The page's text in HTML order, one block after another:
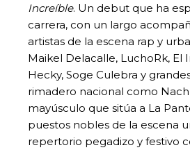
Increíble. Un debut que ha
carrera, con un largo
artistas de la escena rap y
Maikel Delacalle, LuchoRk, El
Hecky, Soge Culebra y
rimadero nacional como Nach
mayúsculo que sitúa a La
puestos nobles de la escena
repertorio pegadizo y festivo